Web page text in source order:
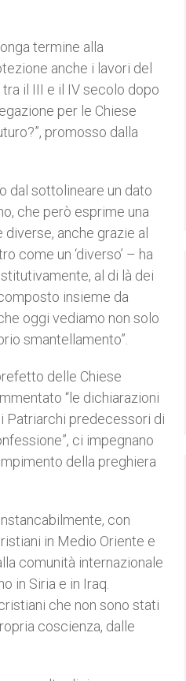
termine alla
anche i lavori del
il III e il IV secolo dopo
per le Chiese
promosso dalla
dal sottolineare un dato
che però esprime una
diverse, anche grazie al
come un ‘diverso’ – ha
al di là dei
insieme da
oggi vediamo non solo
smantellamento”.
delle Chiese
“le dichiarazioni
Patriarchi predecessori di
ci impegnano
della preghiera
con
in Medio Oriente e
comunità internazionale
in Siria e in Iraq.
che non sono stati
coscienza, dalle